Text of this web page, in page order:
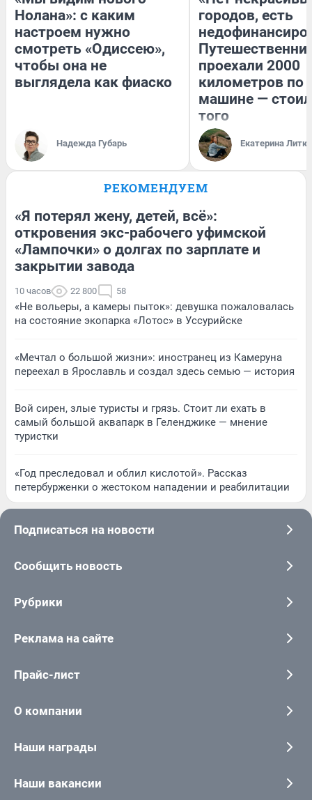
Нолана»: с каким
настроем нужно
смотреть «Одиссею»,
чтобы она не
выглядела как фиаско
Надежда Губарь
городов, есть
проехали 2000
километров по
машине —
того
Екатерина
РЕКОМЕНДУЕМ
«Я потерял жену, детей, всё»:
откровения экс-рабочего уфимской
«Лампочки» о долгах по зарплате и
закрытии завода
10 часов 22 800 58
«Не вольеры, а камеры пыток»: девушка пожаловалась
на состояние экопарка «Лотос» в Уссурийске
«Мечтал о большой жизни»: иностранец из Камеруна
переехал в Ярославль и создал здесь семью — история
Вой сирен, злые туристы и грязь. Стоит ли ехать в
самый большой аквапарк в Геленджике — мнение
туристки
«Год преследовал и облил кислотой». Рассказ
петербурженки о жестоком нападении и реабилитации
Подписаться на новости
Сообщить новость
Рубрики
Реклама на сайте
Прайс-лист
О компании
Наши награды
Наши вакансии